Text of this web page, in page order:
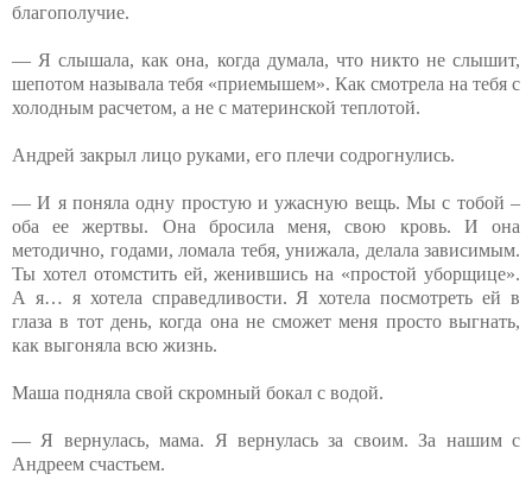
благополучие.
— Я слышала, как она, когда думала, что никто не слышит,
шепотом называла тебя «приемышем». Как смотрела на тебя с
холодным расчетом, а не с материнской теплотой.
Андрей закрыл лицо руками, его плечи содрогнулись.
— И я поняла одну простую и ужасную вещь. Мы с тобой –
оба ее жертвы. Она бросила меня, свою кровь. И она
методично, годами, ломала тебя, унижала, делала зависимым.
Ты хотел отомстить ей, женившись на «простой уборщице».
А я… я хотела справедливости. Я хотела посмотреть ей в
глаза в тот день, когда она не сможет меня просто выгнать,
как выгоняла всю жизнь.
Маша подняла свой скромный бокал с водой.
— Я вернулась, мама. Я вернулась за своим. За нашим с
Андреем счастьем.